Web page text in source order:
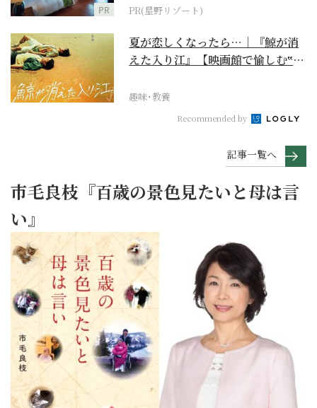
PR PR(星野リゾート)
夏が恋しくなったら…｜『鯨が消
えた入り江』【映画館で愉しむ‟ご
趣味･教養
Recommended by
記事一覧へ
市毛良枝『百歳の景色見たいと母は言
い』